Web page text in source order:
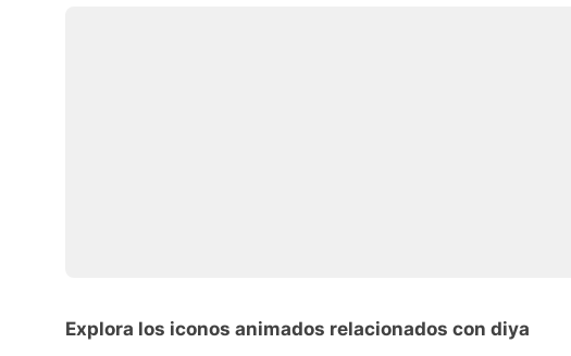
Explora los iconos animados relacionados con diya